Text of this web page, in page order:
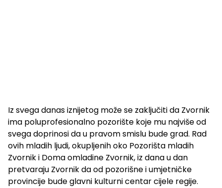
Iz svega danas iznijetog može se zaključiti da Zvornik
ima poluprofesionalno pozorište koje mu najviše od
svega doprinosi da u pravom smislu bude grad. Rad
ovih mladih ljudi, okupljenih oko Pozorišta mladih
Zvornik i Doma omladine Zvornik, iz dana u dan
pretvaraju Zvornik da od pozorišne i umjetničke
provincije bude glavni kulturni centar cijele regije.